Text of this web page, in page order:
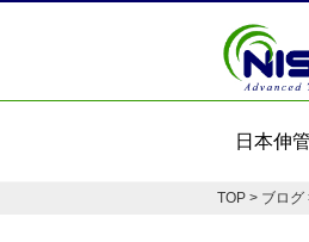
日本伸
TOP > ブログ